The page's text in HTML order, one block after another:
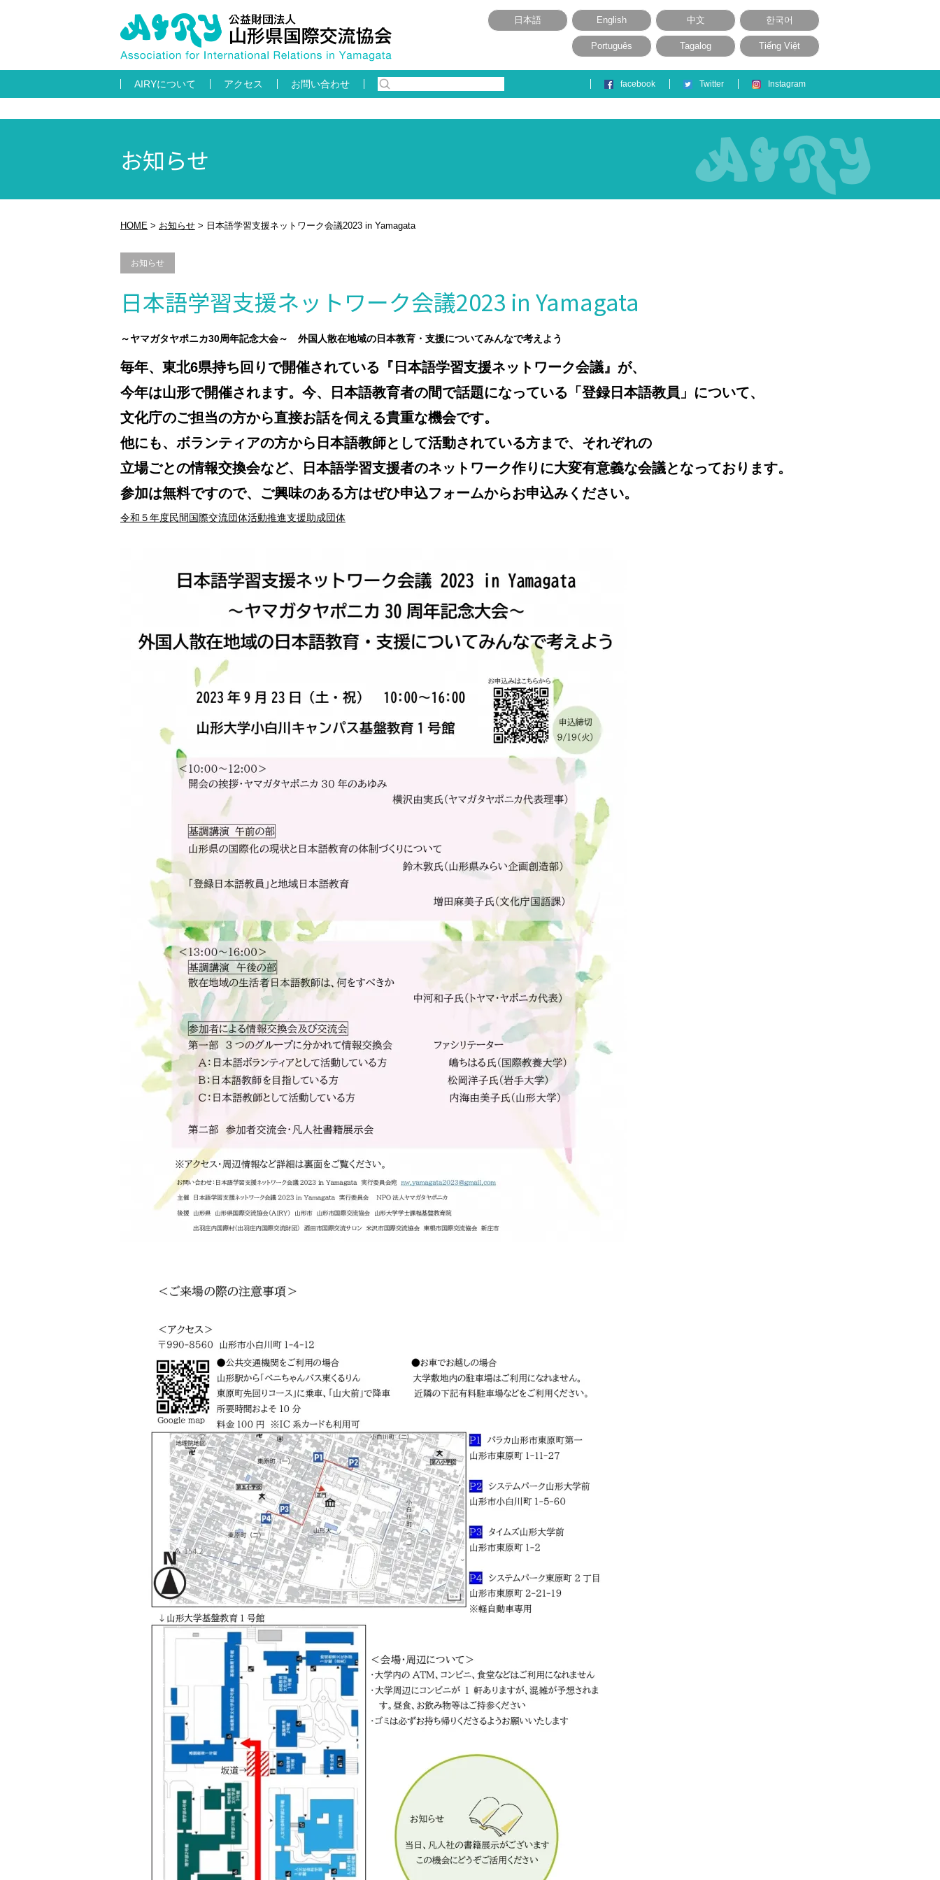
日本語 English 中文 한국어
Português Tagalog Tiếng Việt
AIRYについて アクセス お問い合わせ facebook Twitter Instagram
お知らせ
HOME > お知らせ > 日本語学習支援ネットワーク会議2023 in Yamagata
お知らせ
日本語学習支援ネットワーク会議2023 in Yamagata
～ヤマガタヤポニカ30周年記念大会～ 外国人散在地域の日本教育・支援についてみんなで考えよう
毎年、東北6県持ち回りで開催されている『日本語学習支援ネットワーク会議』が、
今年は山形で開催されます。今、日本語教育者の間で話題になっている「登録日本語教員」について、
文化庁のご担当の方から直接お話を伺える貴重な機会です。
他にも、ボランティアの方から日本語教師として活動されている方まで、それぞれの
立場ごとの情報交換会など、日本語学習支援者のネットワーク作りに大変有意義な会議となっております。
参加は無料ですので、ご興味のある方はぜひ申込フォームからお申込みください。
令和５年度民間国際交流団体活動推進支援助成団体